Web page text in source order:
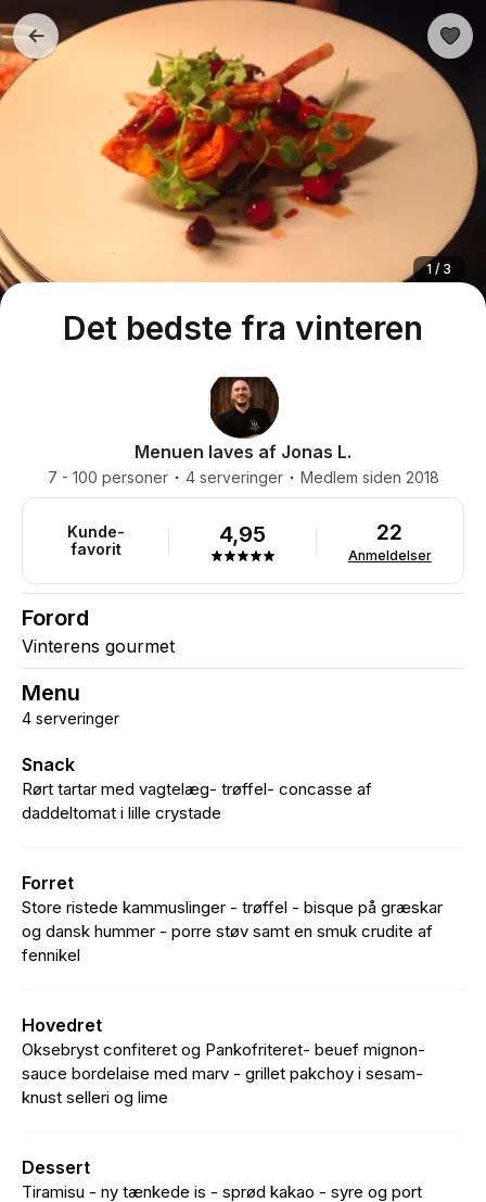
Det bedste fra vinteren
1 / 3
Menuen laves af Jonas L.
7 - 100 personer 4 serveringer Medlem siden 2018
Kunde-
favorit
4,95 22
Anmeldelser
Forord
Vinterens gourmet
Menu
4 serveringer
Snack
Rørt tartar med vagtelæg- trøffel- concasse af
daddeltomat i lille crystade
Forret
Store ristede kammuslinger - trøffel - bisque på græskar
og dansk hummer - porre støv samt en smuk crudite af
fennikel
Hovedret
Oksebryst confiteret og Pankofriteret- beuef mignon-
sauce bordelaise med marv - grillet pakchoy i sesam-
knust selleri og lime
Dessert
Tiramisu - ny tænkede is - sprød kakao - syre og port